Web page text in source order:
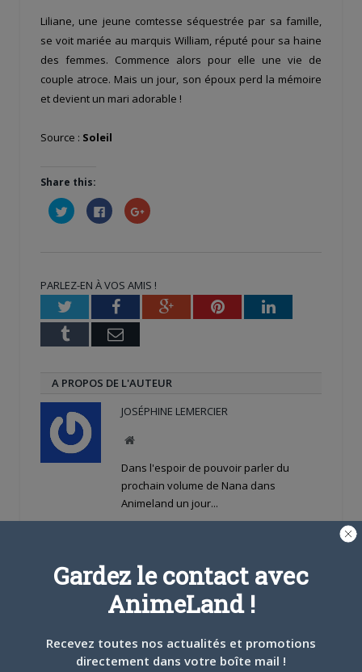
Liliane, une jeune comtesse séquestrée par sa famille,
se voit mariée au marquis William, réputé pour sa haine
des femmes. Commence alors pour elle une vie de
couple atroce. Mais un jour, son époux perd la mémoire
et devient un mari adorable !
Source : Soleil
Share this:
Cliquez
pour
partager
fenêtre)
Cliquez
pour
partager
fenêtre)
Cliquez
pour
nouvelle
fenêtre)
PARLEZ-EN À VOS AMIS !
TwitterFacebookGoogle+PinterestLinkedIn
Tumblr Email
A PROPOS DE L'AUTEUR
JOSÉPHINE LEMERCIER
Site
Dans l'espoir de pouvoir parler du
prochain volume de Nana dans
Animeland un jour...
5 AOÛT 2026 0
Gardez le contact avec
AnimeLand !
Recevez toutes nos actualités et promotions
directement dans votre boîte mail !